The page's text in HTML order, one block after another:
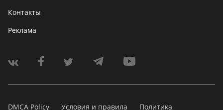
Контакты
Реклама
DMCA Policy Условия и правила Политика